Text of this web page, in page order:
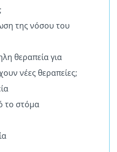
της νόσου του
θεραπεία για
νέες θεραπείες;
το στόμα